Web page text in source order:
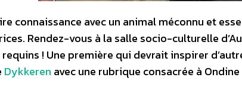
connaissance avec un animal méconnu et
Rendez-vous à la salle socio-culturelle
! Une première qui devrait inspirer
Dykkeren avec une rubrique consacrée à Ondine